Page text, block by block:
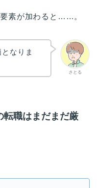
素が加わると……。
さとる
なりま
転職はまだまだ厳